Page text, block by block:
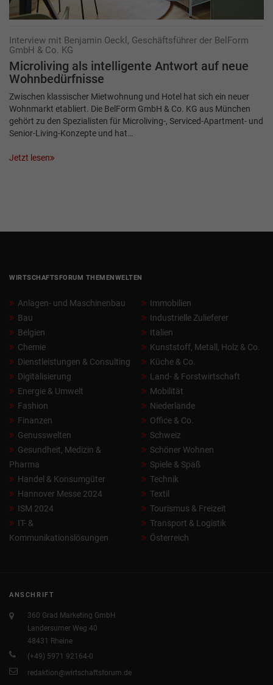
Interview mit Benjamin Oeckl, Geschäftsführer der BelForm
GmbH & Co. KG
Microliving als intelligente Antwort auf neue
Wohnbedürfnisse
Zwischen klassischer Mietwohnung und Hotel hat sich ein neuer
Wohnmarkt etabliert. Die BelForm GmbH & Co. KG aus München
gehört zu den Spezialisten für Microliving-, Serviced-Apartment- und
Senior-Living-Konzepte und hat…
Jetzt lesen
WIRTSCHAFTSFORUM THEMENWELTEN
Anlagen- und Maschinenbau
Bau
Belgien
Chemie
Dienstleistungen & Consulting
Digitalisierung
Energie & Umwelt
Fashion
Finanzen
Genusswelten
Gesundheit, Medizin &
Pharma
Handel & Konsumgüter
Hannover Messe 2024
ISM 2024
IT- &
Kommunikationslösungen
Immobilien
Industrielle Zulieferer
Italien
Kunststoff, Metall, Holz & Co.
Küche & Co.
Land- & Forstwirtschaft
Mobilität
Niederlande
Office & Co.
Schweiz
Schöner Wohnen
Spiele & Spaß
Technik
Textil
Tourismus & Freizeit
Transport & Logistik
Österreich
ANSCHRIFT
360 Grad Marketing GmbH
Landersumer Weg 40
48431 Rheine
(+49) 5971 92164-0
redaktion@wirtschaftsforum.de